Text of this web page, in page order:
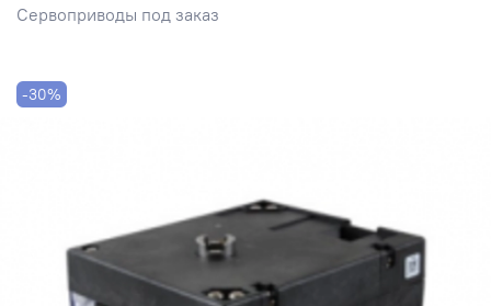
Сервоприводы под заказ
-30%